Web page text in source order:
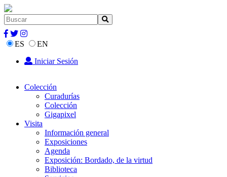
ES
EN
Iniciar Sesión
Colección
Curadurías
Colección
Gigapixel
Visita
Información general
Exposiciones
Agenda
Exposición: Bordado, de la virtud
Biblioteca